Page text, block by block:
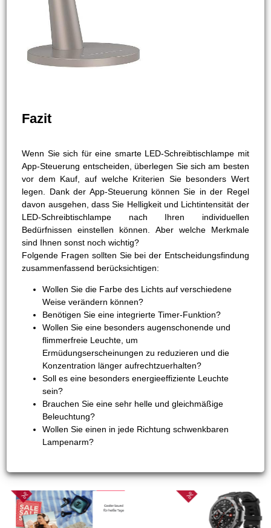
Fazit
Wenn Sie sich für eine smarte LED-Schreibtischlampe mit
App-Steuerung entscheiden, überlegen Sie sich am besten
vor dem Kauf, auf welche Kriterien Sie besonders Wert
legen. Dank der App-Steuerung können Sie in der Regel
davon ausgehen, dass Sie Helligkeit und Lichtintensität der
LED-Schreibtischlampe nach Ihren individuellen
Bedürfnissen einstellen können. Aber welche Merkmale
sind Ihnen sonst noch wichtig?
Folgende Fragen sollten Sie bei der Entscheidungsfindung
zusammenfassend berücksichtigen:
Wollen Sie die Farbe des Lichts auf verschiedene
Weise verändern können?
Benötigen Sie eine integrierte Timer-Funktion?
Wollen Sie eine besonders augenschonende und
flimmerfreie Leuchte, um
Ermüdungserscheinungen zu reduzieren und die
Konzentration länger aufrechtzuerhalten?
Soll es eine besonders energieeffiziente Leuchte
sein?
Brauchen Sie eine sehr helle und gleichmäßige
Beleuchtung?
Wollen Sie einen in jede Richtung schwenkbaren
Lampenarm?